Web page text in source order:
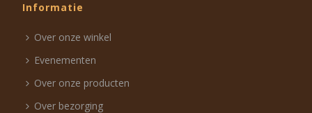
Informatie
Over onze winkel
Evenementen
Over onze producten
Over bezorging